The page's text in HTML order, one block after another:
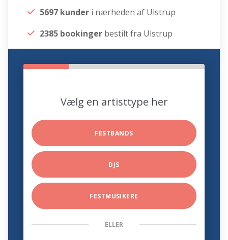
5697 kunder i nærheden af Ulstrup
2385 bookinger bestilt fra Ulstrup
Vælg en artisttype her
FESTBANDS
DJS
FESTMUSIKERE
ELLER